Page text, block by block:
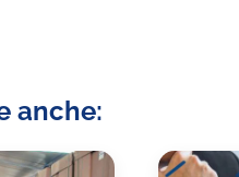
anche: